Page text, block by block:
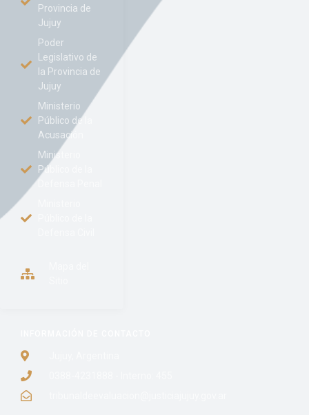
Provincia de
Jujuy
Poder
Legislativo de
la Provincia de
Jujuy
Ministerio
Público de la
Acusación
Ministerio
Público de la